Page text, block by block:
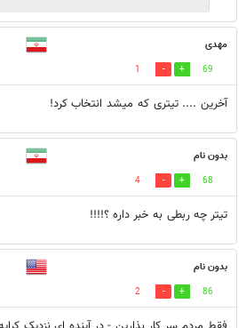
مهدی
69
1
آخرین .... تیتری که میشد انتخاب کرد!
بدون نام
68
4
تیتر چه ربطی به خبر داره ؟!!!!
بدون نام
86
2